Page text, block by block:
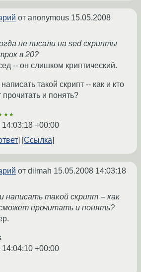
от anonymous 15.05.2008
не писали на sed скрипты
в 20?
-- он слишком криптический.
такой скрипт -- как и кто
прочитать и понять?
+00:00
Ссылка
от dilmah 15.05.2008 14:03:18
написать такой скрипт -- как
прочитать и понять?
+00:00